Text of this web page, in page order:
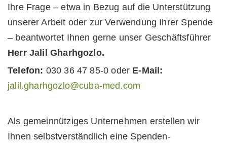
Ihre Frage – etwa in Bezug auf die Unterstützung
unserer Arbeit oder zur Verwendung Ihrer Spende
– beantwortet Ihnen gerne unser Geschäftsführer
Herr Jalil Gharhgozlo.
Telefon: 030 36 47 85-0 oder E-Mail:
jalil.gharhgozlo@cuba-med.com
Als gemeinnütziges Unternehmen erstellen wir
Ihnen selbstverständlich eine Spenden­